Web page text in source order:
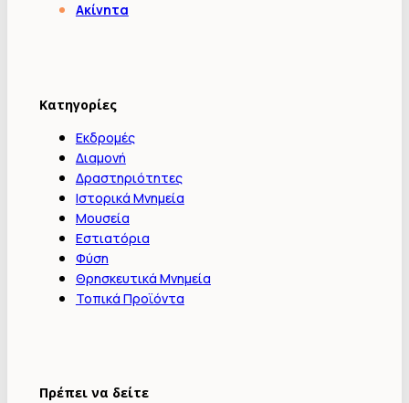
Ακίνητα
Κατηγορίες
Εκδρομές
Διαμονή
Δραστηριότητες
Ιστορικά Μνημεία
Μουσεία
Εστιατόρια
Φύση
Θρησκευτικά Μνημεία
Τοπικά Προϊόντα
Πρέπει να δείτε